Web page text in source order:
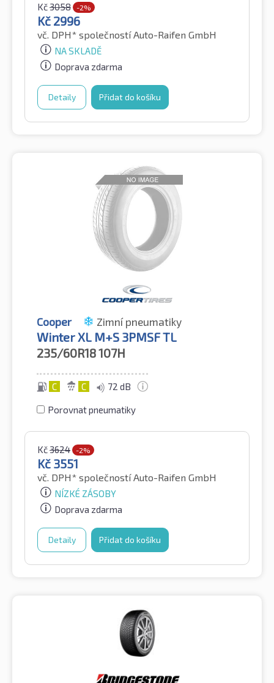
Kč3058 -2%
Kč 2996
vč. DPH* společností Auto-Raifen GmbH
NA SKLADĚ
Doprava zdarma
Detaily Přidat do košíku
Cooper Zimní pneumatiky
Winter XL M+S 3PMSF TL
235/60R18107H
C C 72 dB
Porovnat pneumatiky
Kč3624 -2%
Kč 3551
vč. DPH* společností Auto-Raifen GmbH
NÍZKÉ ZÁSOBY
Doprava zdarma
Detaily Přidat do košíku